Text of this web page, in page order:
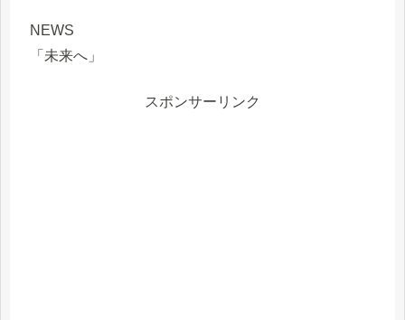
NEWS
「未来へ」
スポンサーリンク